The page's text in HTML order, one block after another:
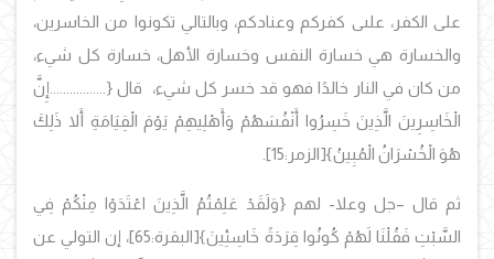
على الكفر، علىى كفركم وعنادكم، وبالتالي تكونوا من الخاسرين،
والخسارة هي خسارة النفس وخسارة الأهل، خسارة كل شيء،
من كان في النار خالدًا فهو قد خسر كل شيء، قال {.................إِنَّ
الْخَاسِرِينَ الَّذِينَ خَسِرُوا أَنْفُسَهُمْ وَأَهْلِيهِمْ يَوْمَ الْقِيَامَةِ أَلا ذَلِكَ
هُوَ الْخُسْرَانُ الْمُبِينُ}[الزمر:15].
ثم قال –جل وعلا- لهم {وَلَقَدْ عَلِمْتُمُ الَّذِينَ اعْتَدَوْا مِنْكُمْ فِي
السَّبْتِ فَقُلْنَا لَهُمْ كُونُوا قِرَدَةً خَاسِئِينَ}[البقرة:65]، إن التولي عن